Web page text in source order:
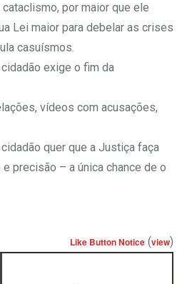
por maior que ele
Lei maior para debelar as crises
casuísmos.
exige o fim da
vídeos com acusações,
quer que a Justiça faça
precisão – a única chance de o
Like Button Notice (view)